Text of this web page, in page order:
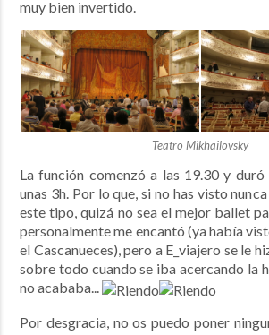
muy bien invertido.
Teatro Mikhailovsky
La función comenzó a las 19.30 y duró
unas 3h. Por lo que, si no has visto
este tipo, quizá no sea el mejor ballet
personalmente me encantó (ya había
el Cascanueces), pero a E_viajero se le
sobre todo cuando se iba acercando la
no acababa...
Por desgracia, no os puedo poner